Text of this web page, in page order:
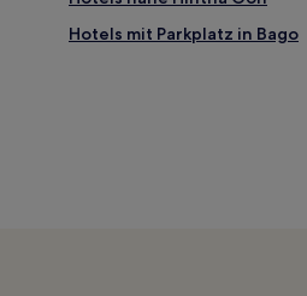
Hotels mit Parkplatz in Bago